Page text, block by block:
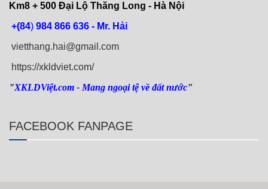
Km8 + 500 Đại Lộ Thăng Long - Hà Nội
+(84) 984 866 636 - Mr. Hải
vietthang.hai@gmail.com
https://xkldviet.com/
"XKLDViệt.com - Mang ngoại tệ về đất nước"
FACEBOOK FANPAGE